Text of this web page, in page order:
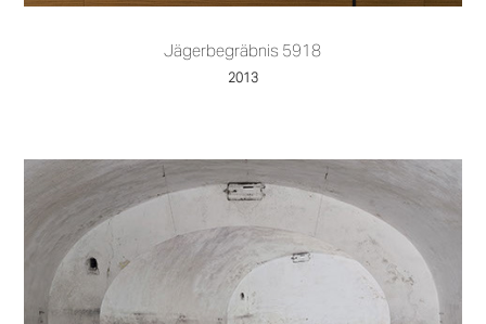
Jägerbegräbnis 5918
2013